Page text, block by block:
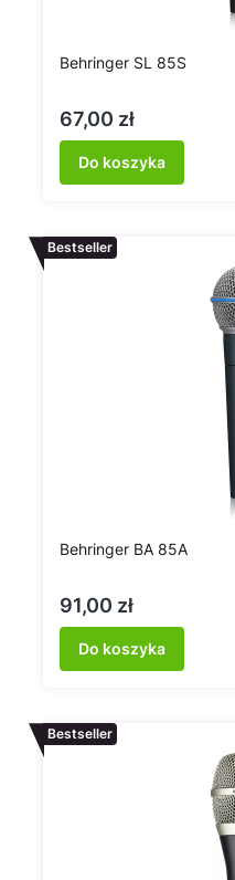
Behringer SL 85S
Cena
67,00 zł
Do koszyka
Bestseller
Behringer BA 85A
Cena
91,00 zł
Do koszyka
Bestseller